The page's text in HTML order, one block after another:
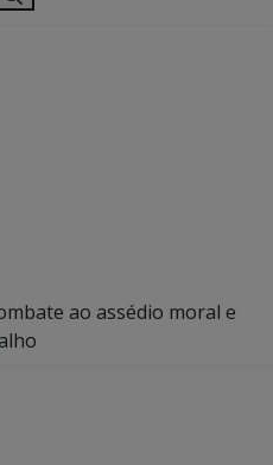
ao assédio moral e